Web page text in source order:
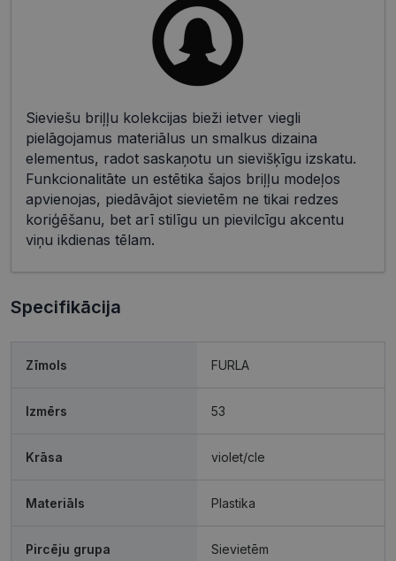
Sieviešu briļļu kolekcijas bieži ietver viegli
pielāgojamus materiālus un smalkus dizaina
elementus, radot saskaņotu un sievišķīgu izskatu.
Funkcionalitāte un estētika šajos briļļu modeļos
apvienojas, piedāvājot sievietēm ne tikai redzes
koriģēšanu, bet arī stilīgu un pievilcīgu akcentu
viņu ikdienas tēlam.
Specifikācija
Zīmols FURLA
Izmērs 53
Krāsa violet/cle
Materiāls Plastika
Pircēju grupa Sievietēm